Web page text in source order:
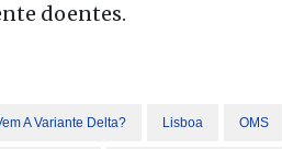
doentes.
A Variante Delta? Lisboa OMS